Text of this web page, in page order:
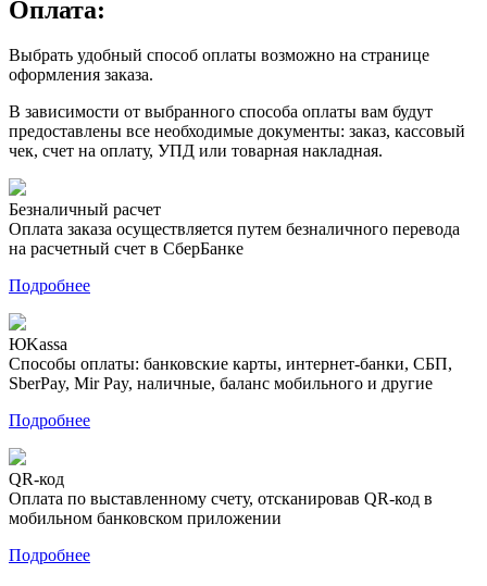
Оплата:
Выбрать удобный способ оплаты возможно на странице
оформления заказа.
В зависимости от выбранного способа оплаты вам будут
предоставлены все необходимые документы: заказ, кассовый
чек, счет на оплату, УПД или товарная накладная.
Безналичный расчет
Оплата заказа осуществляется путем безналичного перевода
на расчетный счет в СберБанке
Подробнее
ЮKassa
Способы оплаты: банковские карты, интернет-банки, СБП,
SberPay, Mir Pay, наличные, баланс мобильного и другие
Подробнее
QR-код
Оплата по выставленному счету, отсканировав QR-код в
мобильном банковском приложении
Подробнее